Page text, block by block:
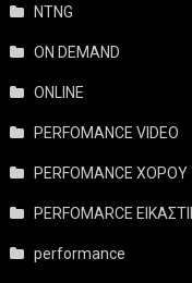
NTNG
ON DEMAND
ONLINE
PERFOMANCE VIDEO
PERFOMANCE ΧΟΡΟΥ
PERFOMARCE
performance